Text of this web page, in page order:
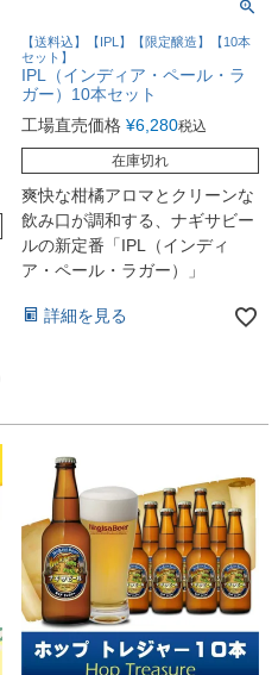
【送料込】【IPL】【限定醸造】【10本
セット】
IPL（インディア・ペール・ラ
ガー）10本セット
工場直売価格 ¥6,280税込
在庫切れ
爽快な柑橘アロマとクリーンな
飲み口が調和する、ナギサビー
ルの新定番「IPL（インディ
ア・ペール・ラガー）」
詳細を見る